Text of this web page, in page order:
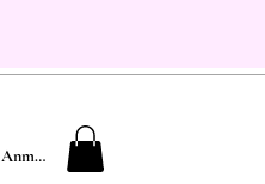
Anmelden